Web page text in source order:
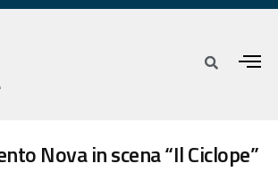
Nova in scena “Il Ciclope”